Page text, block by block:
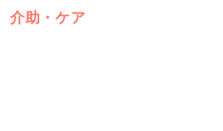
介助・ケア